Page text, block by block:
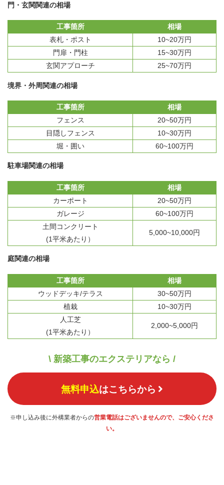
門・玄関関連の相場
工事箇所
相場
表札・ポスト
10~20万円
門扉・門柱
15~30万円
玄関アプローチ
25~70万円
境界・外周関連の相場
工事箇所
相場
フェンス
20~50万円
目隠しフェンス
10~30万円
堀・囲い
60~100万円
駐車場関連の相場
工事箇所
相場
カーポート
20~50万円
ガレージ
60~100万円
土間コンクリート
(1平米あたり）
5,000~10,000円
庭関連の相場
工事箇所
相場
ウッドデッキ/テラス
30~50万円
植栽
10~30万円
人工芝
(1平米あたり）
2,000~5,000円
\ 新築工事のエクステリアなら /
無料申込はこちらから
※申し込み後に外構業者からの営業電話はございませんので、ご安心くださ
い。